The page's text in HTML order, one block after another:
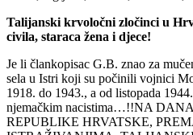
Talijanski krvoločni zločinci u
civila, staraca žena i djece!
Je li člankopisac G.B. znao za
sela u Istri koji su počinili vojnici
1918. do 1943., a od listopada
njemačkim nacistima…!!NA
REPUBLIKE HRVATSKE,